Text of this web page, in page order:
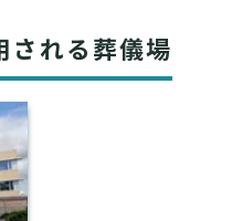
される葬儀場